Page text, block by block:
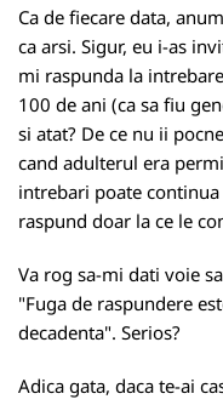
Ca de fiecare data,
ca arsi. Sigur, eu i-as
mi raspunda la
100 de ani (ca sa fiu
si atat? De ce nu ii
cand adulterul era
intrebari poate
raspund doar la ce le
Va rog sa-mi dati voie
"Fuga de raspundere
decadenta". Serios?
Adica gata, daca te-ai